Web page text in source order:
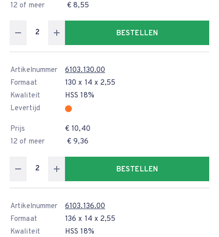
12 of meer € 8,55
BESTELLEN
Artikelnummer
6103.130.00
Formaat
130 x 14 x 2,55
Kwaliteit
HSS 18%
Levertijd
Prijs
€ 10,40
12 of meer
€ 9,36
BESTELLEN
Artikelnummer
6103.136.00
Formaat
136 x 14 x 2,55
Kwaliteit
HSS 18%